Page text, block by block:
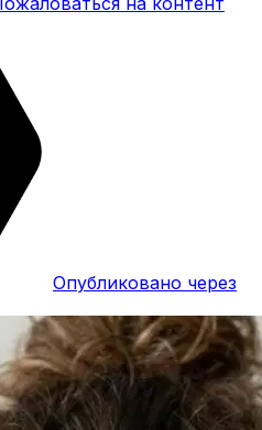
Опубликовано через